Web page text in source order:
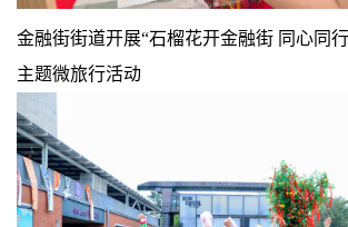
金融街街道开展“石榴花开金融街 同心同
主题微旅行活动